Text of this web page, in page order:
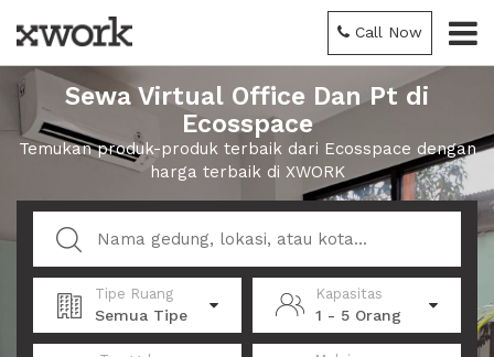
Call Now
Sewa Virtual Office Dan Pt di
Ecosspace
Temukan produk-produk terbaik dari Ecosspace dengan
harga terbaik di XWORK
Tipe Ruang
Semua Tipe
Kapasitas
1 - 5 Orang